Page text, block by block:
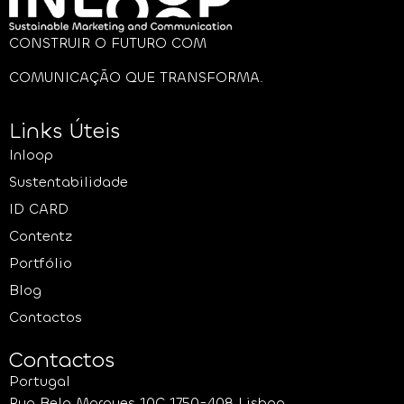
CONSTRUIR O FUTURO COM
COMUNICAÇÃO QUE TRANSFORMA.
Links Úteis
Inloop
Sustentabilidade
ID CARD
Contentz
Portfólio
Blog
Contactos
Contactos
Portugal